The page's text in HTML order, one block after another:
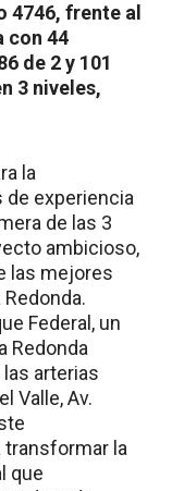
4746, frente al
con 44
de 2 y 101
3 niveles,
la
de experiencia
de las 3
ambicioso,
las mejores
Federal, un
Redonda
arterias
Valle, Av.
transformar la
que